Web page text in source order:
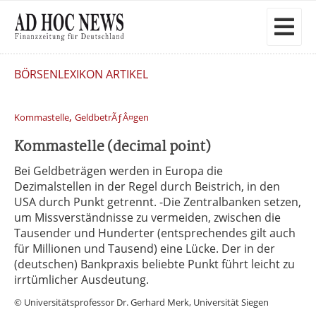
BÖRSENLEXIKON ARTIKEL
Kommastelle, GeldbetrÃƒÂ¤gen
Kommastelle (decimal point)
Bei Geldbeträgen werden in Europa die
Dezimalstellen in der Regel durch Beistrich, in den
USA durch Punkt getrennt. -Die Zentralbanken setzen,
um Missverständnisse zu vermeiden, zwischen die
Tausender und Hunderter (entsprechendes gilt auch
für Millionen und Tausend) eine Lücke. Der in der
(deutschen) Bankpraxis beliebte Punkt führt leicht zu
irrtümlicher Ausdeutung.
© Universitätsprofessor Dr. Gerhard Merk, Universität Siegen